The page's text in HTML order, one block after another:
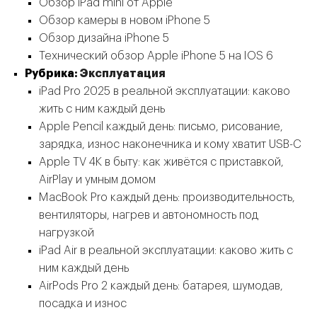
Обзор iPad mini от Apple
Обзор камеры в новом iPhone 5
Обзор дизайна iPhone 5
Технический обзор Apple iPhone 5 на IOS 6
Рубрика: Эксплуатация
iPad Pro 2025 в реальной эксплуатации: каково
жить с ним каждый день
Apple Pencil каждый день: письмо, рисование,
зарядка, износ наконечника и кому хватит USB-C
Apple TV 4K в быту: как живётся с приставкой,
AirPlay и умным домом
MacBook Pro каждый день: производительность,
вентиляторы, нагрев и автономность под
нагрузкой
iPad Air в реальной эксплуатации: каково жить с
ним каждый день
AirPods Pro 2 каждый день: батарея, шумодав,
посадка и износ